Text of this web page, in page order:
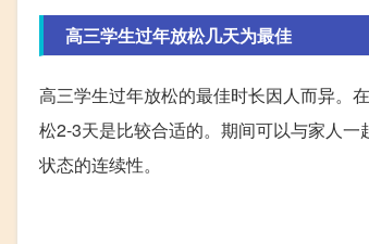
高三学生过年放松几天为最佳
高三学生过年放松的最佳时长因人而异。
松2-3天是比较合适的。期间可以与家人
状态的连续性。